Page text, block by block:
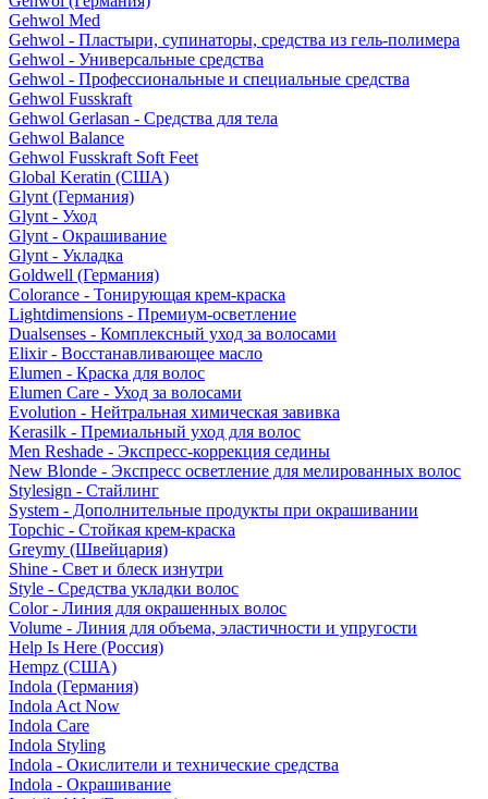
Gehwol Med
Gehwol - Пластыри, супинаторы, средства из гель-полимера
Gehwol - Универсальные средства
Gehwol - Профессиональные и специальные средства
Gehwol Fusskraft
Gehwol Gerlasan - Средства для тела
Gehwol Balance
Gehwol Fusskraft Soft Feet
Global Keratin (США)
Glynt (Германия)
Glynt - Уход
Glynt - Окрашивание
Glynt - Укладка
Goldwell (Германия)
Colorance - Тонирующая крем-краска
Lightdimensions - Премиум-осветление
Dualsenses - Комплексный уход за волосами
Elixir - Восстанавливающее масло
Elumen - Краска для волос
Elumen Care - Уход за волосами
Evolution - Нейтральная химическая завивка
Kerasilk - Премиальный уход для волос
Men Reshade - Экспресс-коррекция седины
New Blonde - Экспресс осветление для мелированных волос
Stylesign - Стайлинг
System - Дополнительные продукты при окрашивании
Topchic - Стойкая крем-краска
Greymy (Швейцария)
Shine - Свет и блеск изнутри
Style - Средства укладки волос
Color - Линия для окрашенных волос
Volume - Линия для объема, эластичности и упругости
Help Is Here (Россия)
Hempz (США)
Indola (Германия)
Indola Act Now
Indola Care
Indola Styling
Indola - Окислители и технические средства
Indola - Окрашивание